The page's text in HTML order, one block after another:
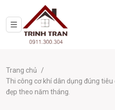
Trang chủ
/
Thi công cơ khí dân dụng đúng
đẹp theo năm tháng.